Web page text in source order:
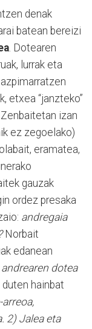
denak
batean bereizi
. Dotearen
lurrak eta
etxea “janzteko”
izan
ez zegoelako)
eramatea,
gauzak
ordez presaka
andregaia
Norbait
edanean
dotea
hainbat
2) Jalea eta